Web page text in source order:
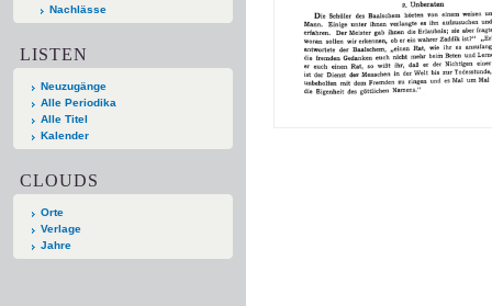
Nachlässe
LISTEN
Neuzugänge
Alle Periodika
Alle Titel
Kalender
CLOUDS
Orte
Verlage
Jahre